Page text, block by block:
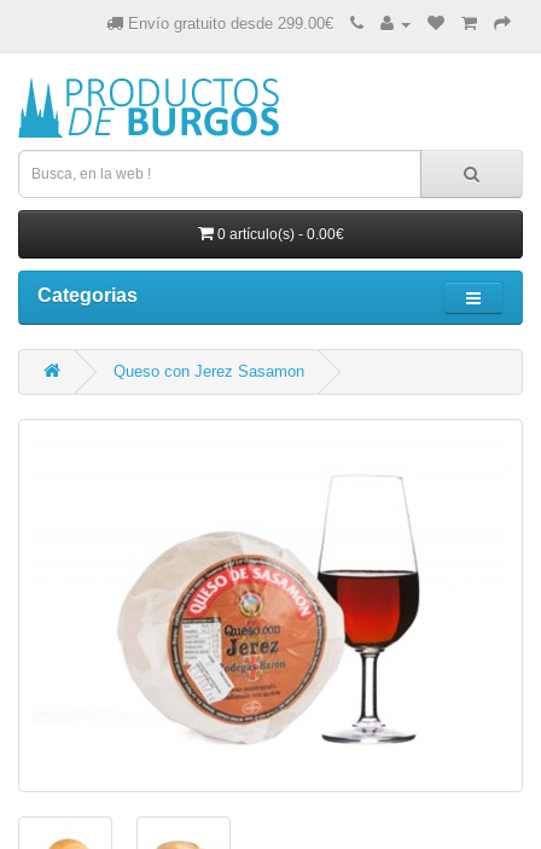
Envío gratuito desde 299.00€
0 artículo(s) - 0.00€
Categorias
Queso con Jerez Sasamon